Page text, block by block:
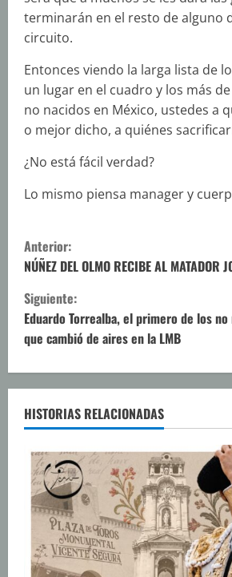
terminarán en el resto de alguno
circuito.
Entonces viendo la larga lista de
un lugar en el cuadro y los más
no nacidos en México, ustedes a
o mejor dicho, a quiénes
¿No está fácil verdad?
Lo mismo piensa manager y
S
i
g
u
e
l
e
y
e
Anterior:
NÚÑEZ DEL OLMO RECIBE AL MATADOR
Siguiente:
Eduardo Torrealba, el primero de los
que cambió de aires en la LMB
HISTORIAS RELACIONADAS